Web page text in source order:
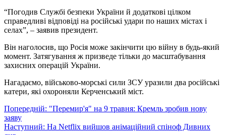
“Погодив Службі безпеки України й додаткові цілком
справедливі відповіді на російські удари по наших містах і
селах”, – заявив президент.
Він наголосив, що Росія може закінчити цю війну в будь-який
момент. Затягування ж призведе тільки до масштабування
захисних операцій України.
Нагадаємо, військово-морські сили ЗСУ уразили два російські
катери, які охороняли Керченський міст.
Навігація
записів
Попередній: "Перемир'я" на 9 травня: Кремль зробив нову
заяву
Наступний: На Netflix вийшов анімаційний спіноф Дивних